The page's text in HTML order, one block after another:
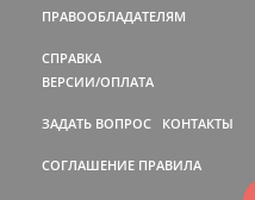
ПРАВООБЛАДАТЕЛЯМ
СПРАВКА
ВЕРСИИ/ОПЛАТА
ЗАДАТЬ ВОПРОС КОНТАКТЫ
СОГЛАШЕНИЕ ПРАВИЛА